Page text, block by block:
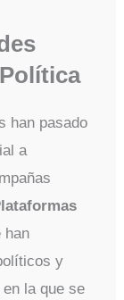
han pasado
a
han
y
la que se